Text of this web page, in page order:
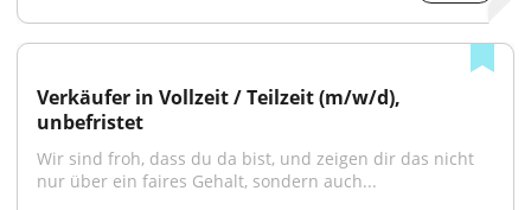
Verkäufer in Vollzeit / Teilzeit (m/w/d),
unbefristet
Wir sind froh, dass du da bist, und zeigen dir das nicht
nur über ein faires Gehalt, sondern auch...